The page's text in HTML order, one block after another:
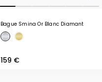
Bague Smina Or Blanc Diamant
159 €